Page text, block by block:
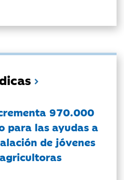
970.000
para las ayudas a
de jóvenes